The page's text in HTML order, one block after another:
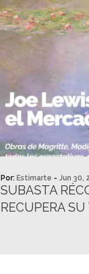
Por: Estimarte - Jun 30,
SUBASTA
RECUPERA